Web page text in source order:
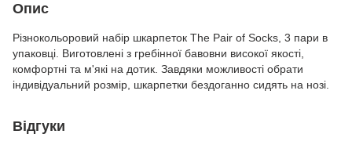
Опис
Різнокольоровий набір шкарпеток The Pair of Socks, 3 пари в
упаковці. Виготовлені з гребінної бавовни високої якості,
комфортні та м'які на дотик. Завдяки можливості обрати
індивідуальний розмір, шкарпетки бездоганно сидять на нозі.
Відгуки